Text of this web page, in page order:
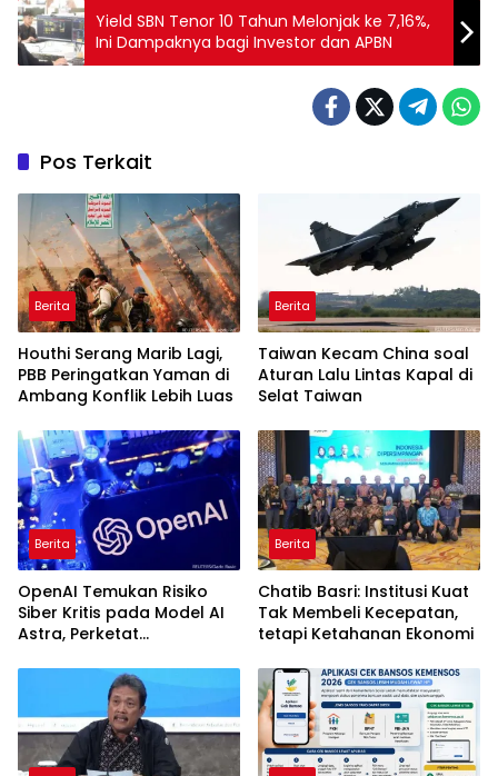
Yield SBN Tenor 10 Tahun Melonjak ke 7,16%,
Ini Dampaknya bagi Investor dan APBN
Pos Terkait
Berita
Houthi Serang Marib Lagi,
PBB Peringatkan Yaman di
Ambang Konflik Lebih Luas
Berita
Taiwan Kecam China soal
Aturan Lalu Lintas Kapal di
Selat Taiwan
Berita
OpenAI Temukan Risiko
Siber Kritis pada Model AI
Astra, Perketat
Berita
Chatib Basri: Institusi Kuat
Tak Membeli Kecepatan,
tetapi Ketahanan Ekonomi